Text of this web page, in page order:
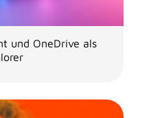
und OneDrive als